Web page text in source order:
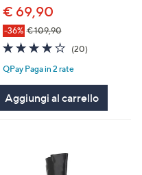
€ 69,90
-36% € 109,90
3.8
of
5
(20)
QPay Paga in 2 rate
Aggiungi al carrello